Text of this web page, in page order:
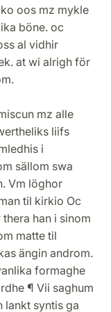
oos mz mykle
böne. oc
al vidhir
at wi alrigh för
mz alle
liifs
i
sällom swa
Vm löghor
til kirkio Oc
han i sinom
matte til
ängin androm.
formaghe
¶ Vii saghum
lankt syntis ga